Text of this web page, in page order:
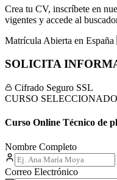
Crea tu CV, inscríbete en
vigentes y accede al
Matrícula Abierta en España
SOLICITA
Cifrado Seguro SSL
CURSO SELECCIONADO
Curso Online Técnico de
Nombre Completo
Correo Electrónico